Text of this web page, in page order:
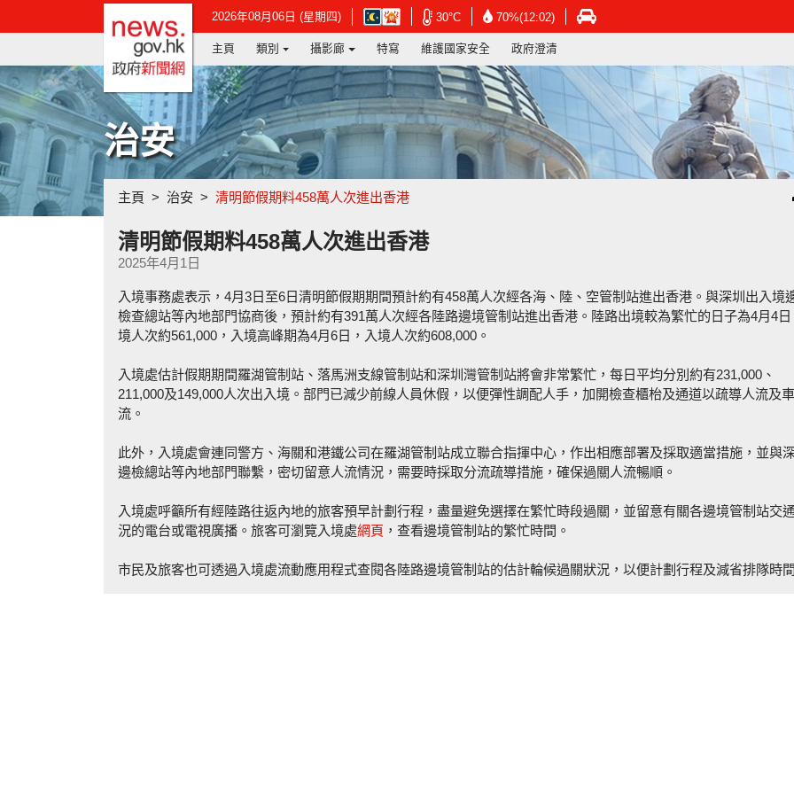
2026年08月06日 (星期四)
在
新
窗
開
啟
連
港
天
台
網
30°C在
新
視
窗
開
啟
連
結
-
港
70%(12:02)在
新
視
窗
結
-
香
港
在
新
窗
開
啟
連
-
政府新聞網主頁
主頁 類別 攝影廊 特寫 維護國家安全 政府澄清
治安
主頁 治安 清明節假期料458萬人次進出香港
清明節假期料458萬人次進出香港
2025年4月1日
入境事務處表示，4月3日至6日清明節假期期間預計約有458萬人次經各海、陸、空管制站進出香港。與深圳出入境
檢查總站等內地部門協商後，預計約有391萬人次經各陸路邊境管制站進出香港。陸路出境較為繁忙的日子為4月4日
境人次約561,000，入境高峰期為4月6日，入境人次約608,000。
入境處估計假期期間羅湖管制站、落馬洲支線管制站和深圳灣管制站將會非常繁忙，每日平均分別約有231,000、
211,000及149,000人次出入境。部門已減少前線人員休假，以便彈性調配人手，加開檢查櫃枱及通道以疏導人流及車
流。
此外，入境處會連同警方、海關和港鐵公司在羅湖管制站成立聯合指揮中心，作出相應部署及採取適當措施，並與
邊檢總站等內地部門聯繫，密切留意人流情況，需要時採取分流疏導措施，確保過關人流暢順。
入境處呼籲所有經陸路往返內地的旅客預早計劃行程，盡量避免選擇在繁忙時段過關，並留意有關各邊境管制站交
況的電台或電視廣播。旅客可瀏覽入境處網頁 ，查看邊境管制站的繁忙時間。
市民及旅客也可透過入境處流動應用程式查閱各陸路邊境管制站的估計輪候過關狀況，以便計劃行程及減省排隊時間